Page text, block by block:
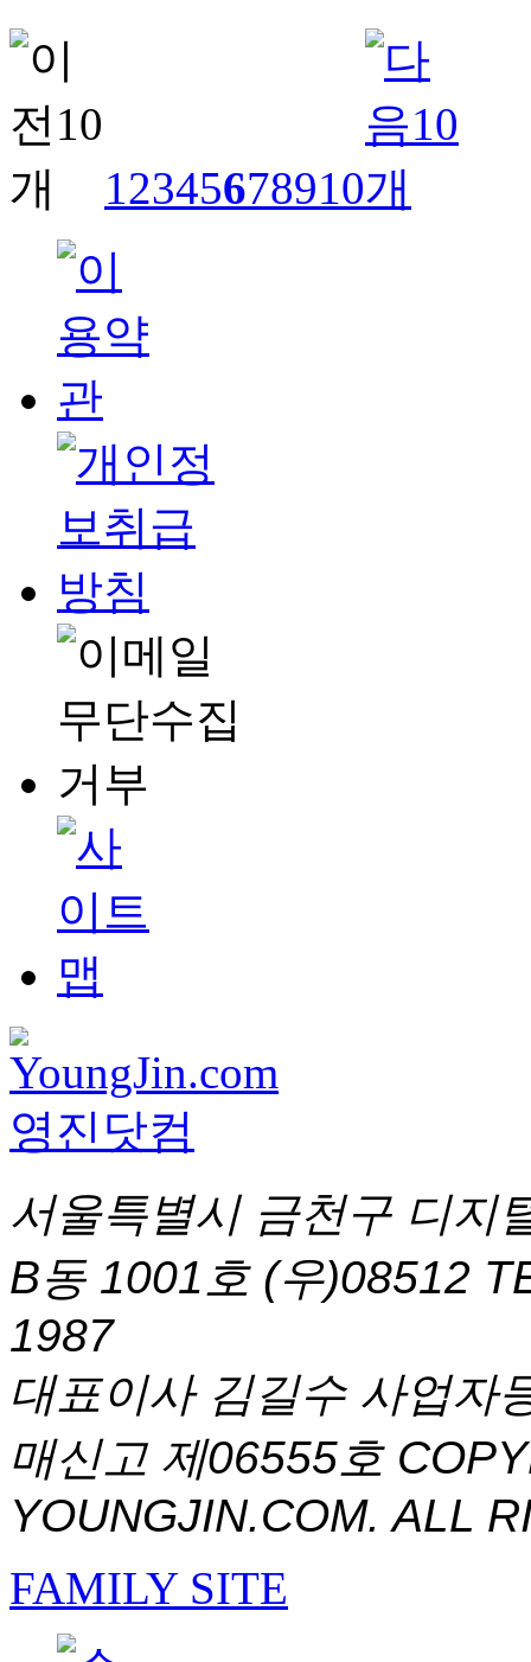
12345678910
서울특별시 금천구 디지
B동 1001호 (우)08512
1987
대표이사 김길수 사업자
매신고 제06555호
YOUNGJIN.COM. ALL
FAMILY SITE